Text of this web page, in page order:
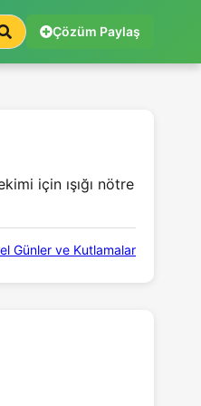
Çözüm Paylaş
için ışığı nötre
Günler ve Kutlamalar